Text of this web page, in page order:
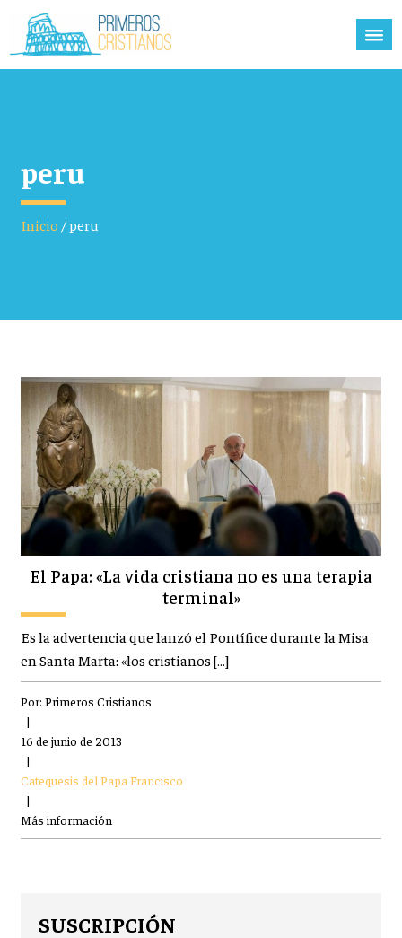
peru
Inicio/peru
El Papa: «La vida cristiana no es una terapia
terminal»
Es la advertencia que lanzó el Pontífice durante la Misa
en Santa Marta: «los cristianos […]
Por: Primeros Cristianos
|
16 de junio de 2013
|
Catequesis del Papa Francisco
|
Más información
SUSCRIPCIÓN